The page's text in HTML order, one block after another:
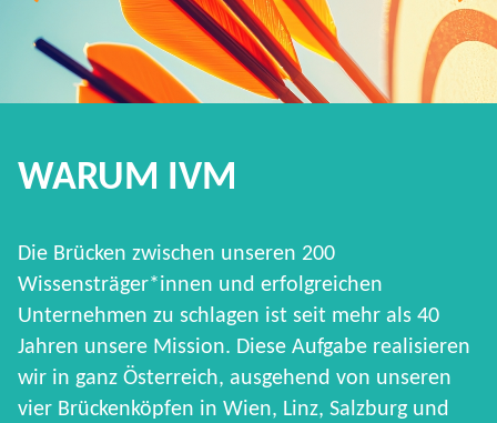
WARUM IVM
Die Brücken zwischen unseren 200
Wissensträger*innen und erfolgreichen
Unternehmen zu schlagen ist seit mehr als 40
Jahren unsere Mission. Diese Aufgabe realisieren
wir in ganz Österreich, ausgehend von unseren
vier Brückenköpfen in Wien, Linz, Salzburg und